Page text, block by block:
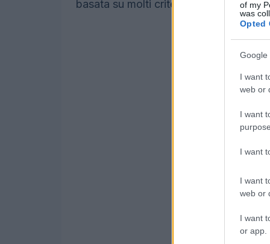
of my
was
Opted
Google
I want
web or
I want
I want
I want
web or
I want
or app.
basata su molti criteri diversi.